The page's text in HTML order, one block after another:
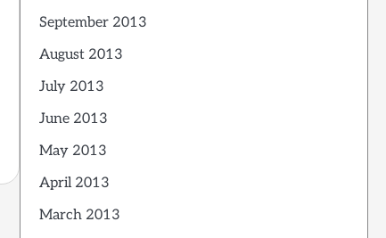
September 2013
August 2013
July 2013
June 2013
May 2013
April 2013
March 2013